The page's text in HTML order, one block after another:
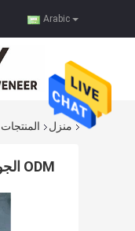
Arabic
منزل المنتجات
ODM الجوز الطبيعي القشرة 0.5 مم قلم رصاص استخدام قطع الأثاث